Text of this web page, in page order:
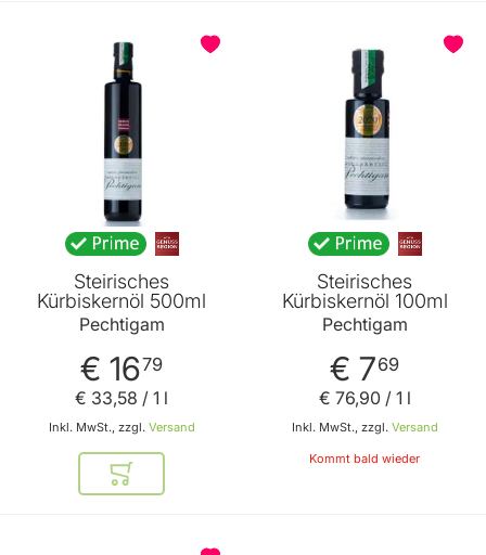
Steirisches
Kürbiskernöl 500ml
Pechtigam
€ 1679
Inkl. MwSt., zzgl. Versand
€ 33,58 / 1 l
In den Warenkorb
Steirisches
Kürbiskernöl 100ml
Pechtigam
€ 769
Inkl. MwSt., zzgl. Versand
€ 76,90/ 1 l
Kommt bald wieder